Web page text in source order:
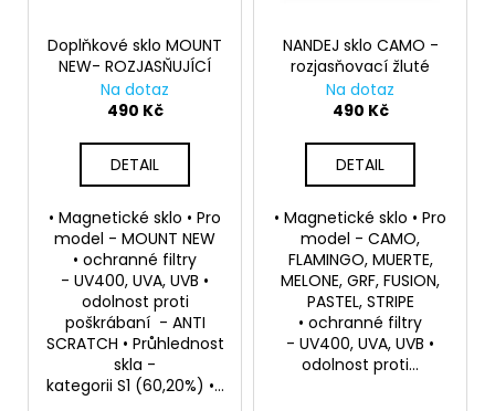
Doplňkové sklo MOUNT
NEW- ROZJASŇUJÍCÍ
Na dotaz
490 Kč
DETAIL
• Magnetické sklo • Pro
model - MOUNT NEW
• ochranné filtry
- UV400, UVA, UVB •
odolnost proti
poškrábaní - ANTI
SCRATCH • Průhlednost
skla -
kategorii S1 (60,20%) •...
NANDEJ sklo CAMO -
rozjasňovací žluté
Na dotaz
490 Kč
DETAIL
• Magnetické sklo • Pro
model - CAMO,
FLAMINGO, MUERTE,
MELONE, GRF, FUSION,
PASTEL, STRIPE
• ochranné filtry
- UV400, UVA, UVB •
odolnost proti...